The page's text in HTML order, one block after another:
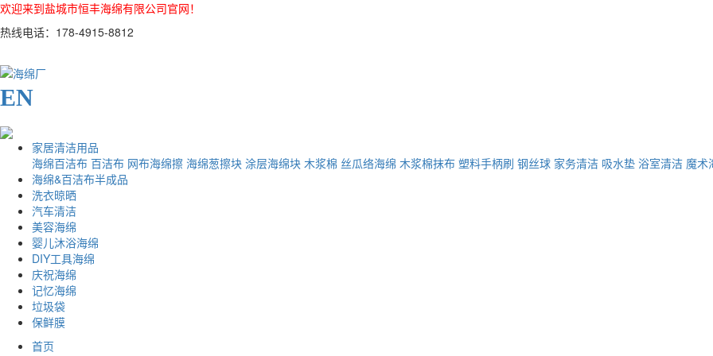
欢迎来到盐城市恒丰海绵有限公司官网！
热线电话：178-4915-8812
EN
家居清洁用品
海绵百洁布 百洁布 网布海绵擦 海绵葱擦块 涂层海绵块 木浆棉 丝瓜络海绵 木浆棉抹布 塑料手柄刷 钢丝球 家务清洁 吸水垫 浴室清洁 魔术
海绵&百洁布半成品
洗衣晾晒
汽车清洁
美容海绵
婴儿沐浴海绵
DIY工具海绵
庆祝海绵
记忆海绵
垃圾袋
保鲜膜
首页